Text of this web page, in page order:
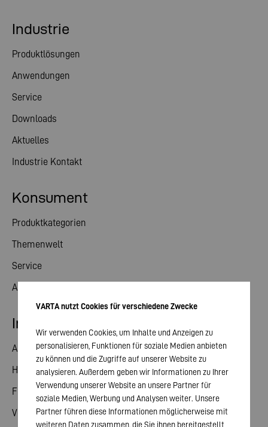
Konsument
Produktkategorien
Themenwelt
Service
Aktuelles
Industrie
Produktlösungen
Anwendungen
Service
Downloads
Aktuelles
Industrie Kontakt
Investor Relations
Aktie
Hauptversammlung
Finanzkalender
Veröffentlichungen
VARTA nutzt Cookies für verschiedene Zwecke
Wir verwenden Cookies, um Inhalte und Anzeigen zu
personalisieren, Funktionen für soziale Medien anbieten
zu können und die Zugriffe auf unserer Website zu
analysieren. Außerdem geben wir Informationen zu Ihrer
Verwendung unserer Website an unsere Partner für
soziale Medien, Werbung und Analysen weiter. Unsere
Partner führen diese Informationen möglicherweise mit
weiteren Daten zusammen, die Sie ihnen bereitgestellt